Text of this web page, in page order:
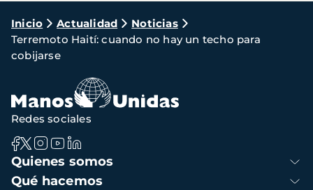
Ruta
de
navegación
Inicio Actualidad
Noticias
Terremoto Haití: cuando no hay un techo para
cobijarse
Navegación
principal
Quienes somos
Qué hacemos
Redes sociales